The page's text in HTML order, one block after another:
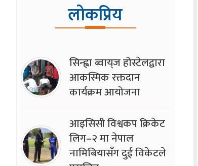
लोकप्रिय
सिन्ह्वा ब्वाय्‌ज होस्टेलद्वारा
आकस्मिक रक्तदान
कार्यक्रम आयोजना
आइसिसी विश्वकप क्रिकेट
लिग–२ मा नेपाल
नामिबियासँग दुई विकेटले